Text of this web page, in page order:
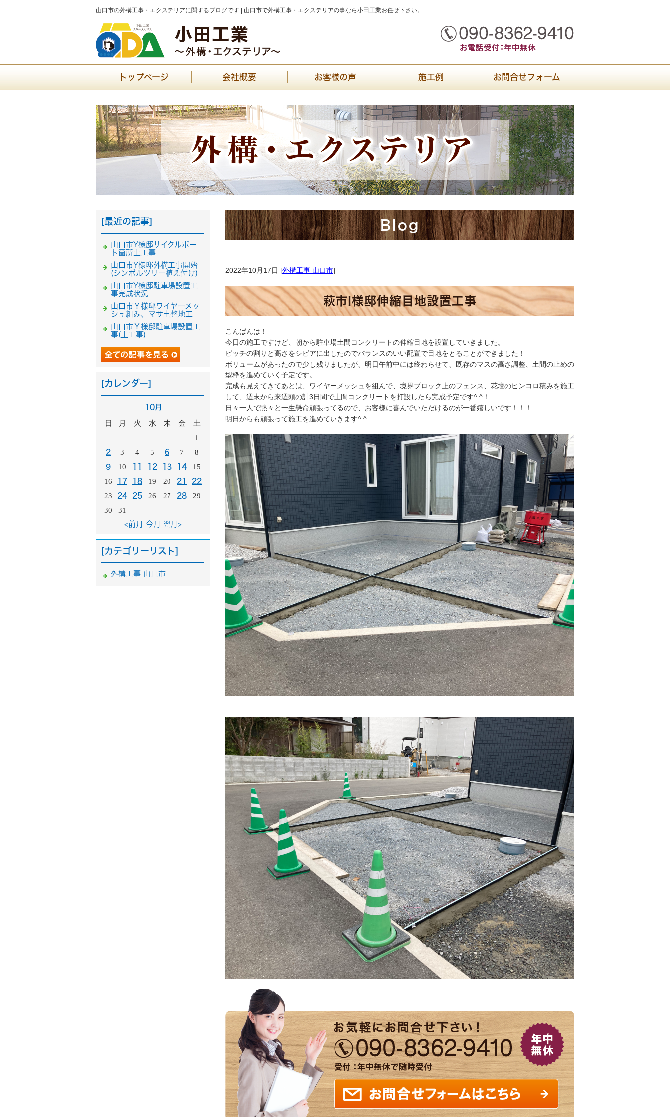
山口市の外構工事・エクステリアに関するブログです | 山口市で外構工事・エクステリアの事なら小田工業お任せ下さい。
トップページ 会社概要 お客様の声 施工例 お問合せフォーム
Blog
2022年10月17日 [外構工事 山口市]
萩市I様邸伸縮目地設置工事
こんばんは！
今日の施工ですけど、朝から駐車場土間コンクリートの伸縮目地を設置していきました。
ピッチの割りと高さをシビアに出したのでバランスのいい配置で目地をとることができました！
ボリュームがあったので少し残りましたが、明日午前中には終わらせて、既存のマスの高さ調整、土間の止めの
型枠を進めていく予定です。
完成も見えてきてあとは、ワイヤーメッシュを組んで、境界ブロック上のフェンス、花壇のピンコロ積みを施工
して、週末から来週頭の計3日間で土間コンクリートを打設したら完成予定です^ ^！
日々一人で黙々と一生懸命頑張ってるので、お客様に喜んでいただけるのが一番嬉しいです！！！
明日からも頑張って施工を進めていきます^ ^
[最近の記事]
山口市Y様邸サイクルポー
ト箇所土工事
山口市Y様邸外構工事開始
(シンボルツリー植え付け)
山口市Y様邸駐車場設置工
事完成状況
山口市Ｙ様邸ワイヤーメッ
シュ組み、マサ土整地工
山口市Ｙ様邸駐車場設置工
事(土工事)
[カレンダー]
10月
日 月 火 水 木 金
土
1
2 3 4 5 6 7 8
9 10 11 12 13 14
15
16
17 18 19 20 21 22
23 24 25 26 27 28
29
30
31
<前月 今月 翌月>
[カテゴリーリスト]
外構工事 山口市